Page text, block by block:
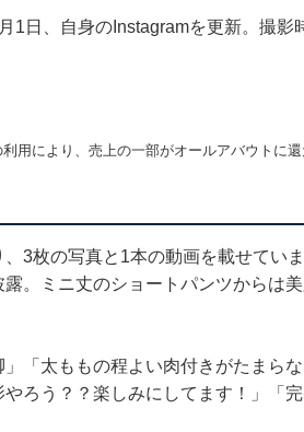
1日、自身のInstagramを更新。撮影
用により、売上の一部がオールアバウトに還
3枚の写真と1本の動画を載せてい
。ミニ丈のショートパンツからは
「太ももの程よい肉付きがたまら
ろう？？楽しみにしてます！」「完